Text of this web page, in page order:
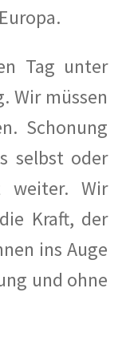
Tag unter
Wir müssen
Schonung
selbst oder
weiter. Wir
Kraft, der
ins Auge
und ohne